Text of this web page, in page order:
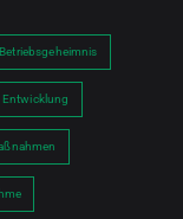
Betriebsgeheimnis